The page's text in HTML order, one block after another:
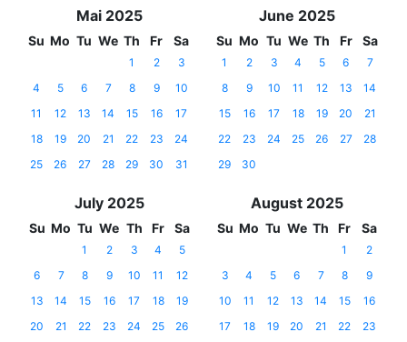
Mai 2025
Su Mo Tu We Th Fr Sa
1 2
3
4
5 6 7 8 9
10
11
12 13 14 15 16
17
18
19 20 21 22 23
24
25
26 27 28 29 30 31
June 2025
Su Mo Tu We Th Fr Sa
1 2 3 4 5 6
7
8
9 10 11 12 13
14
15
16 17 18 19 20
21
22
23 24 25 26 27
28
29
30
July 2025
Su Mo Tu We Th Fr Sa
1 2 3 4
5
6
7 8 9 10 11
12
13
14 15 16 17 18
19
20
21 22 23 24 25
26
August 2025
Su Mo Tu We Th Fr Sa
1
2
3
4 5 6 7 8
9
10
11 12 13 14 15
16
17
18 19 20 21 22
23